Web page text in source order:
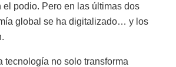
el podio. Pero en las últimas dos
global se ha digitalizado… y los
tecnología no solo transforma